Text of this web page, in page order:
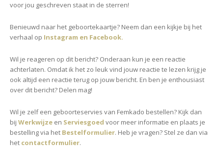
voor jou geschreven staat in de sterren!
Benieuwd naar het geboortekaartje? Neem dan een kijkje bij het
verhaal op Instagram en Facebook.
Wil je reageren op dit bericht? Onderaan kun je een reactie
achterlaten. Omdat ik het zo leuk vind jouw reactie te lezen krijg je
ook altijd een reactie terug op jouw bericht. En ben je enthousiast
over dit bericht? Delen mag!
Wil je zelf een geboorteservies van Femkado bestellen? Kijk dan
bij Werkwijze en Serviesgoed voor meer informatie en plaats je
bestelling via het Bestelformulier. Heb je vragen? Stel ze dan via
het contactformulier.